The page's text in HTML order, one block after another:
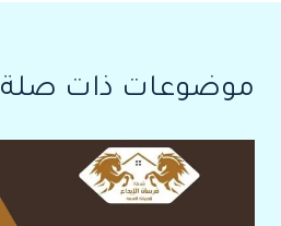
موضوعات ذات صلة